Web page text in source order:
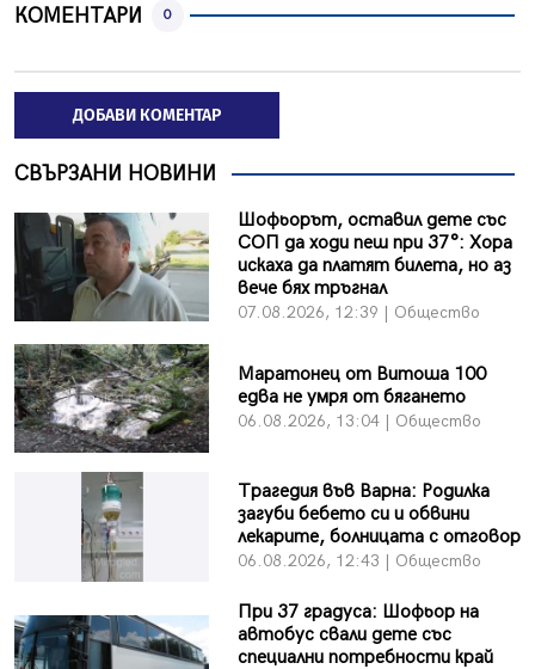
КОМЕНТАРИ 0
ДОБАВИ КОМЕНТАР
СВЪРЗАНИ НОВИНИ
Шофьорът, оставил дете със
СОП да ходи пеш при 37°: Хора
искаха да платят билета, но аз
вече бях тръгнал
07.08.2026, 12:39 | Общество
Маратонец от Витоша 100
едва не умря от бягането
06.08.2026, 13:04 | Общество
Трагедия във Варна: Родилка
загуби бебето си и обвини
лекарите, болницата с отговор
06.08.2026, 12:43 | Общество
При 37 градуса: Шофьор на
автобус свали дете със
специални потребности край